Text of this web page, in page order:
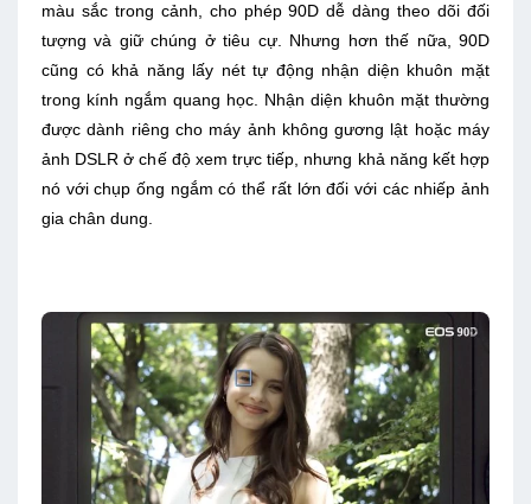
màu sắc trong cảnh, cho phép 90D dễ dàng theo dõi đối
tượng và giữ chúng ở tiêu cự. Nhưng hơn thế nữa, 90D
cũng có khả năng lấy nét tự động nhận diện khuôn mặt
trong kính ngắm quang học. Nhận diện khuôn mặt thường
được dành riêng cho máy ảnh không gương lật hoặc máy
ảnh DSLR ở chế độ xem trực tiếp, nhưng khả năng kết hợp
nó với chụp ống ngắm có thể rất lớn đối với các nhiếp ảnh
gia chân dung.